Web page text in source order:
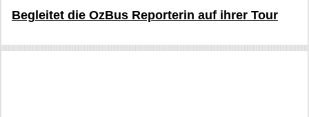
Begleitet die OzBus Reporterin auf ihrer Tour